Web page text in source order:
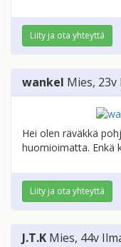
Liity ja ota yhteyttä
wankel Mies, 23v
Hei olen räväkkä
huomioimatta. Enkä
Liity ja ota yhteyttä
J.T.K Mies, 44v